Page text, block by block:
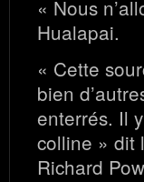
« Nous
Hualapai.
« Cette
bien
enterrés. Il
colline » dit
Richard